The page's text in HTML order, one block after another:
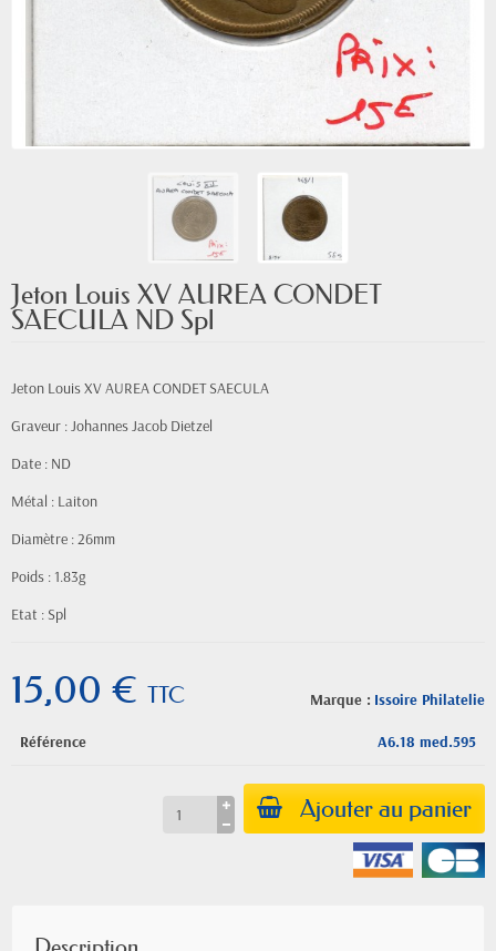
Jeton Louis XV AUREA CONDET
SAECULA ND Spl
Jeton Louis XV AUREA CONDET SAECULA
Graveur : Johannes Jacob Dietzel
Date : ND
Métal : Laiton
Diamètre : 26mm
Poids : 1.83g
Etat : Spl
Marque : Issoire Philatelie
15,00 € TTC
Référence A6.18 med.595
Ajouter au panier